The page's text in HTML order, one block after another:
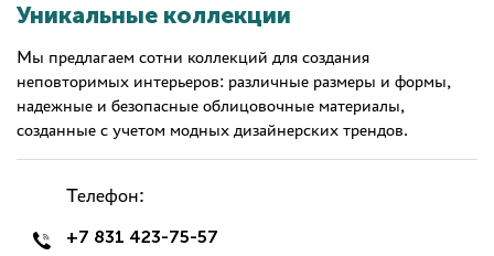
Уникальные коллекции
Мы предлагаем сотни коллекций для создания
неповторимых интерьеров: различные размеры и формы,
надежные и безопасные облицовочные материалы,
созданные с учетом модных дизайнерских трендов.
Телефон:
+7 831 423-75-57